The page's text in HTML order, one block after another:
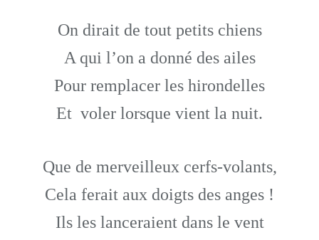
On dirait de tout petits chiens
A qui l’on a donné des ailes
Pour remplacer les hirondelles
Et voler lorsque vient la nuit.
Que de merveilleux cerfs-volants,
Cela ferait aux doigts des anges !
Ils les lanceraient dans le vent